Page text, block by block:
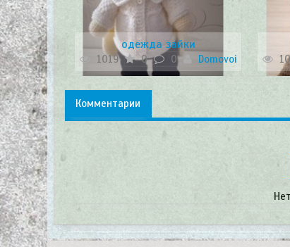
одежда зайки
1019 0 0 Domovoi
Комментарии